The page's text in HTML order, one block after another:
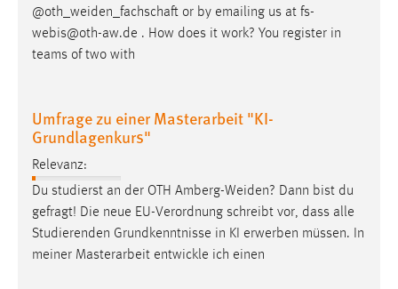
@oth_weiden_fachschaft or by emailing us at fs-
webis@oth-aw.de . How does it work? You register in
teams of two with
Umfrage zu einer Masterarbeit "KI-
Grundlagenkurs"
Relevanz:
Du studierst an der OTH Amberg-Weiden? Dann bist du
gefragt! Die neue EU-Verordnung schreibt vor, dass alle
Studierenden Grundkenntnisse in KI erwerben müssen. In
meiner Masterarbeit entwickle ich einen